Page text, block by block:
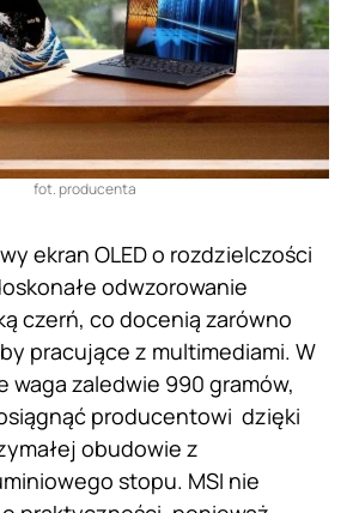
fot. producenta
ekran OLED o rozdzielczości
odwzorowanie
czerń, co docenią zarówno
pracujące z multimediami. W
waga zaledwie 990 gramów,
producentowi dzięki
obudowie z
stopu. MSI nie